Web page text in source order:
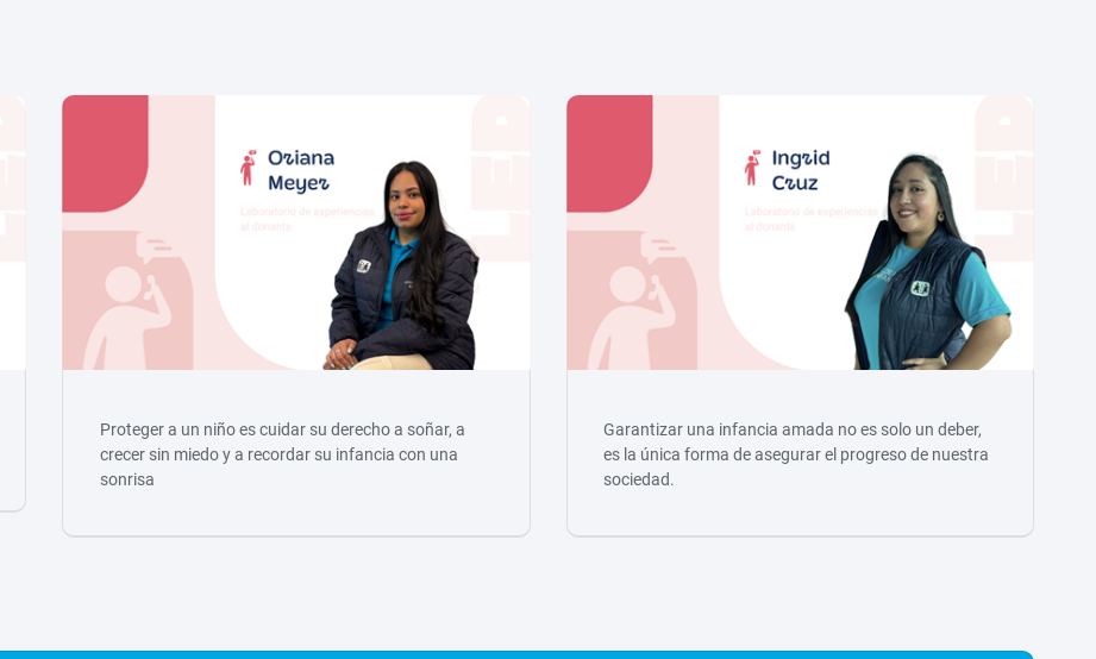
Proteger a un niño es cuidar su derecho a soñar, a
crecer sin miedo y a recordar su infancia con una
sonrisa
Garantizar una infancia amada no es solo un deber,
es la única forma de asegurar el progreso de nuestra
sociedad.